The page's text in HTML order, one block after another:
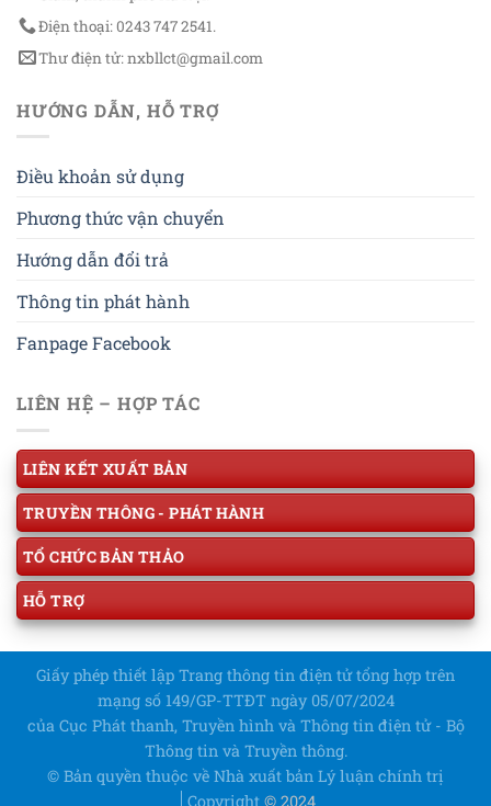
Điện thoại: 0243 747 2541.
Thư điện tử: nxbllct@gmail.com
HƯỚNG DẪN, HỖ TRỢ
Điều khoản sử dụng
Phương thức vận chuyển
Hướng dẫn đổi trả
Thông tin phát hành
Fanpage Facebook
LIÊN HỆ – HỢP TÁC
LIÊN KẾT XUẤT BẢN
TRUYỀN THÔNG - PHÁT HÀNH
TỔ CHỨC BẢN THẢO
HỖ TRỢ
Giấy phép thiết lập Trang thông tin điện tử tổng hợp trên
mạng số 149/GP-TTĐT ngày 05/07/2024
của Cục Phát thanh, Truyền hình và Thông tin điện tử - Bộ
Thông tin và Truyền thông.
© Bản quyền thuộc về Nhà xuất bản Lý luận chính trị
Copyright © 2024